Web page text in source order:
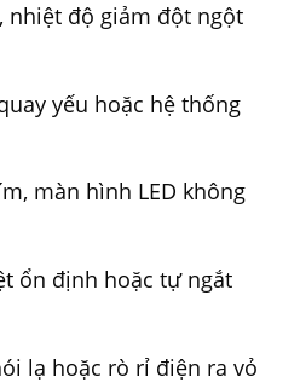
nhiệt độ giảm đột ngột
yếu hoặc hệ thống
màn hình LED không
ổn định hoặc tự ngắt
lạ hoặc rò rỉ điện ra vỏ